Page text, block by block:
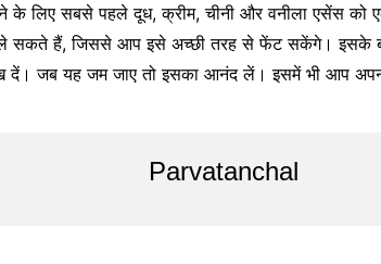
के लिए सबसे पहले दूध, क्रीम, चीनी और वनीला एसेंस
सकते हैं, जिससे आप इसे अच्छी तरह से फेंट सकेंगे। इसके
दें। जब यह जम जाए तो इसका आनंद लें। इसमें भी आप
Parvatanchal